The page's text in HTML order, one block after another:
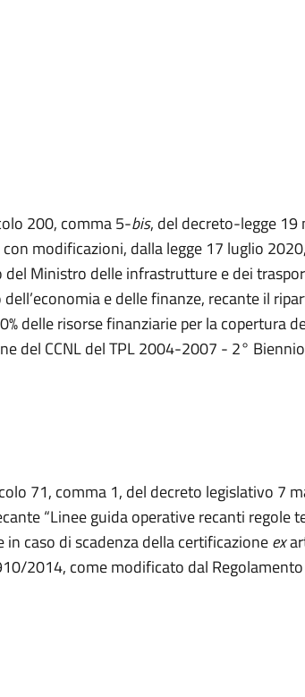
200, comma 5-bis, del decreto-legge 19
modificazioni, dalla legge 17 luglio
del Ministro delle infrastrutture e dei
e delle finanze, recante il
delle risorse finanziarie per la copertura
del CCNL del TPL 2004-2007 - 2°
71, comma 1, del decreto legislativo 7
“Linee guida operative recanti regole
in caso di scadenza della certificazioneex
2014, come modificato dal Regolamento